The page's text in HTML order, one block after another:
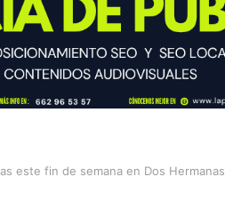
este fin de semana en Dos Hermanas